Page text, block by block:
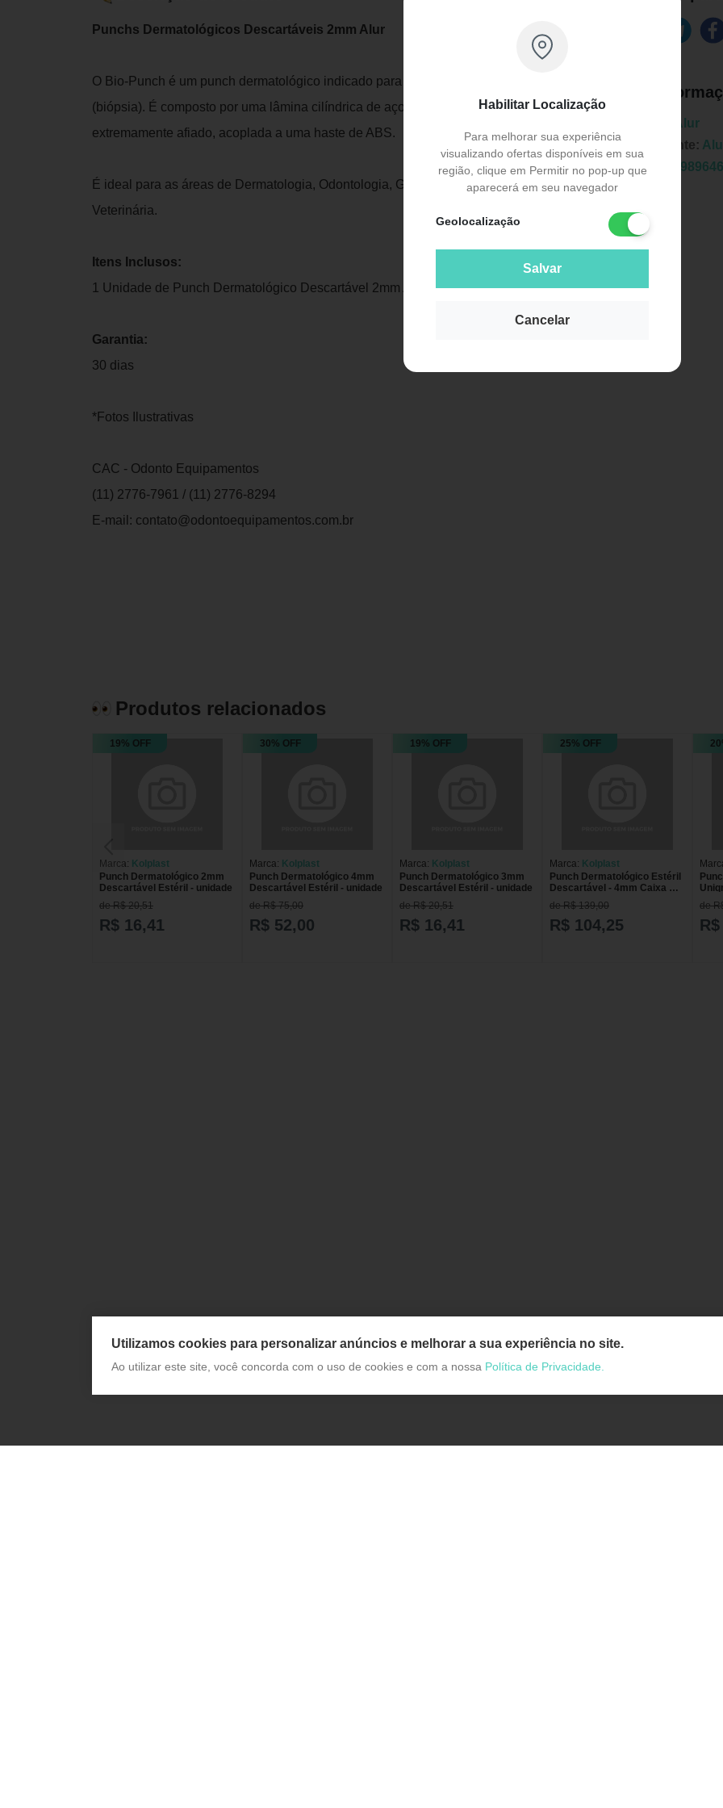
Habilitar Localização
Para melhorar sua experiência
visualizando ofertas disponíveis em sua
região, clique em Permitir no pop-up que
aparecerá em seu navegador
Geolocalização
Salvar
Cancelar
Punchs Dermatológicos Descartáveis 2mm Alur
O Bio-Punch é um punch dermatológico indicado para remoção de amostra de pele
(biópsia). É composto por uma lâmina cilíndrica de aço inox cirúrgico, com bisel
extremamente afiado, acoplada a uma haste de ABS.
É ideal para as áreas de Dermatologia, Odontologia, Ginecologia, Podologia e Medicina
Veterinária.
Itens Inclusos:
1 Unidade de Punch Dermatológico Descartável 2mm Alur
Garantia:
30 dias
*Fotos Ilustrativas
CAC - Odonto Equipamentos
(11) 2776-7961 / (11) 2776-8294
E-mail: contato@odontoequipamentos.com.br
Alur
Fabricante:
EAN:
Produtos relacionados
19% OFF
Marca: Kolplast
Punch Dermatológico 2mm
Descartável Estéril - unidade
de R$ 20,51
R$ 16,41
30% OFF
Marca: Kolplast
Punch Dermatológico 4mm
Descartável Estéril - unidade
de R$ 75,00
R$ 52,00
19% OFF
Marca: Kolplast
Punch Dermatológico 3mm
Descartável Estéril - unidade
de R$ 20,51
R$ 16,41
25% OFF
Marca: Kolplast
Punch Dermatológico Estéril
Descartável - 4mm Caixa C/5
de R$ 139,00
R$ 104,25
de
Utilizamos cookies para personalizar anúncios e melhorar a sua experiência no site.
Ao utilizar este site, você concorda com o uso de cookies e com a nossa Política de Privacidade.